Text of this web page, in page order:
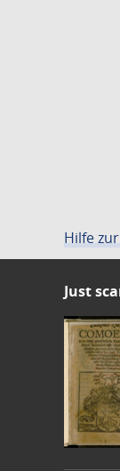
Hilfe
Just